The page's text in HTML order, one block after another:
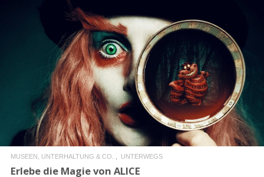
READ MORE
MUSEEN, UNTERHALTUNG & CO. UNTERWEGS
Erlebe die Magie von ALICE